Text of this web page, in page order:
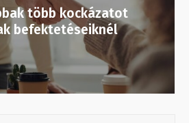
több kockázatot
befektetéseiknél